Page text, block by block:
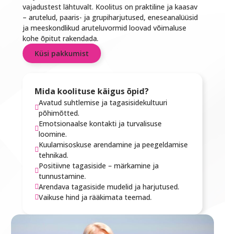
vajadustest lähtuvalt. Koolitus on praktiline ja kaasav
– arutelud, paaris- ja grupiharjutused, eneseanalüüsid
ja meeskondlikud aruteluvormid loovad võimaluse
kohe õpitut rakendada.
Küsi pakkumist
Mida koolituse käigus õpid?

Avatud suhtlemise ja tagasisidekultuuri
põhimõtted.

Emotsionaalse kontakti ja turvalisuse
loomine.

Kuulamisoskuse arendamine ja peegeldamise
tehnikad.

Positiivne tagasiside – märkamine ja
tunnustamine.
Arendava tagasiside mudelid ja harjutused.
Vaikuse hind ja rääkimata teemad.